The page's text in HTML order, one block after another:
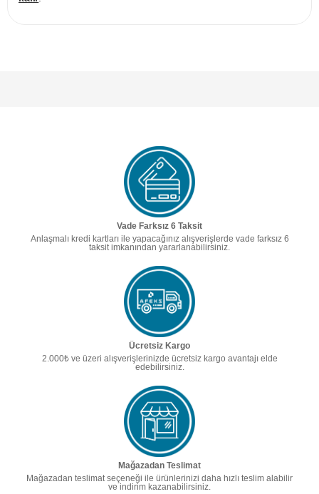
Vade Farksız 6 Taksit
Anlaşmalı kredi kartları ile yapacağınız alışverişlerde vade farksız 6
taksit imkanından yararlanabilirsiniz.
Ücretsiz Kargo
2.000₺ ve üzeri alışverişlerinizde ücretsiz kargo avantajı elde
edebilirsiniz.
Mağazadan Teslimat
Mağazadan teslimat seçeneği ile ürünlerinizi daha hızlı teslim alabilir
ve indirim kazanabilirsiniz.